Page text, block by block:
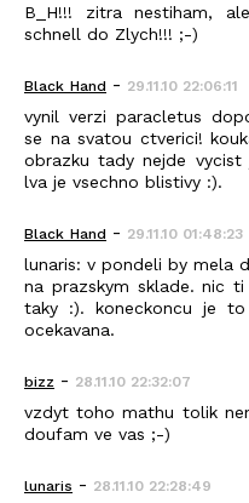
B_H!!! zitra nestiham,
schnell do Zlych!!! ;-)
Black_Hand - 29.11.10 22:06:11
vynil verzi paracletus
se na svatou ctverici!
obrazku tady nejde
lva je vsechno blistivy :).
Black_Hand - 29.11.10 01:48:23
lunaris: v pondeli by mela
na prazskym sklade. nic
taky :). koneckoncu je
ocekavana.
bizz - 28.11.10 22:32:07
vzdyt toho mathu tolik
doufam ve vas ;-)
lunaris - 28.11.10 22:28:49